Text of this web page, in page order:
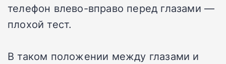
телефон влево-вправо перед глазами —
плохой тест.
В таком положении между глазами и